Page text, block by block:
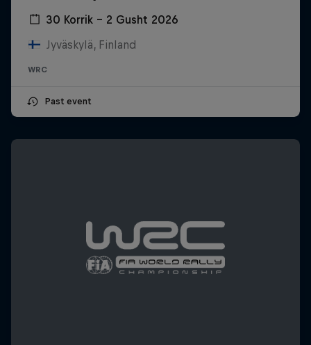
30 Korrik – 2 Gusht 2026
Jyväskylä, Finland
WRC
Past event